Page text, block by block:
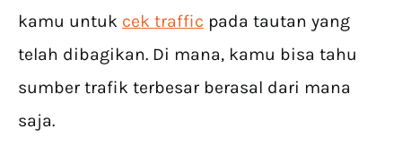
kamu untuk cek traffic pada tautan yang
telah dibagikan. Di mana, kamu bisa tahu
sumber trafik terbesar berasal dari mana
saja.